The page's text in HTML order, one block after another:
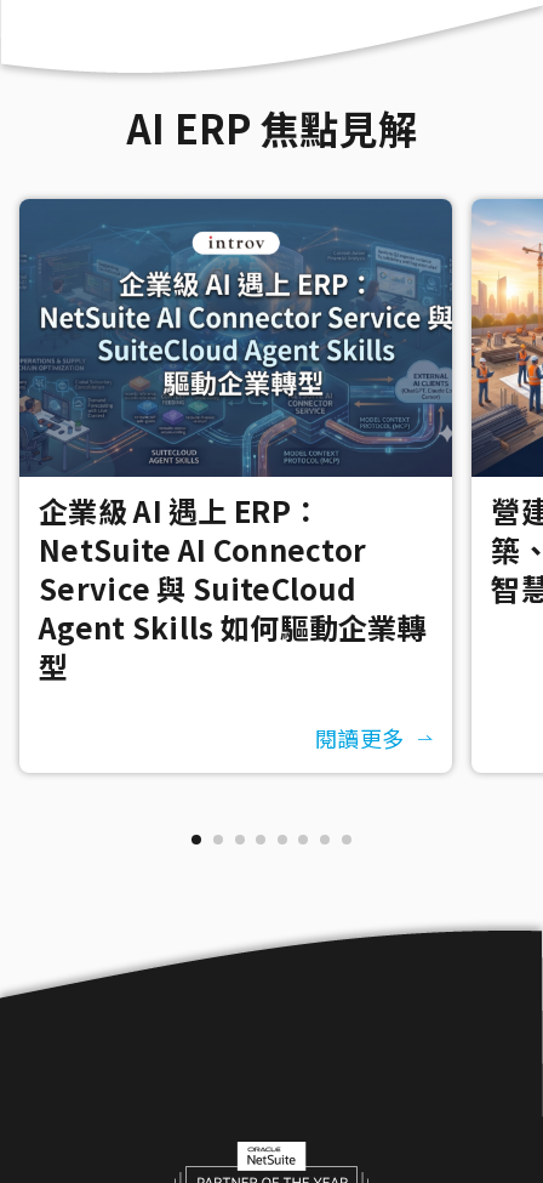
AI ERP 焦點見解
企業級 AI 遇上 ERP：
NetSuite AI Connector
Service 與 SuiteCloud
Agent Skills 如何驅動企業轉
型
閱讀更多
營
築
智